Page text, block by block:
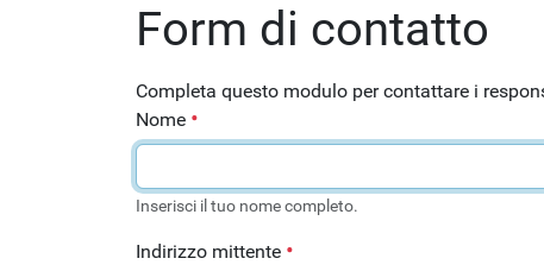
Form di contatto
Completa questo modulo per contattare i
Nome
Inserisci il tuo nome completo.
Indirizzo mittente